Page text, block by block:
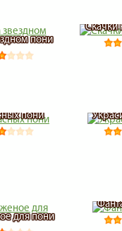
пони
Скачки
пони
для пони